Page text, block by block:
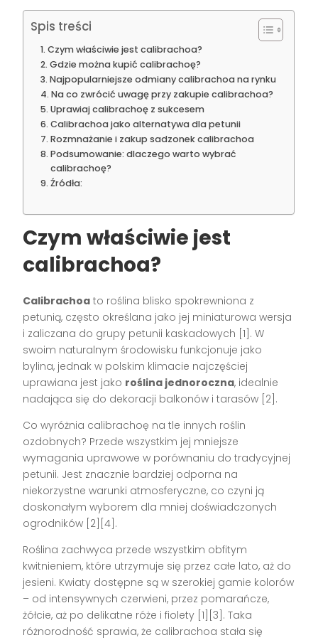
Spis treści
Czym właściwie jest calibrachoa?
Gdzie można kupić calibrachoę?
Najpopularniejsze odmiany calibrachoa na rynku
Na co zwrócić uwagę przy zakupie calibrachoa?
Uprawiaj calibrachoę z sukcesem
Calibrachoa jako alternatywa dla petunii
Rozmnażanie i zakup sadzonek calibrachoa
Podsumowanie: dlaczego warto wybrać
calibrachoę?
Źródła:
Czym właściwie jest
calibrachoa?
Calibrachoa to roślina blisko spokrewniona z
petunią, często określana jako jej miniaturowa wersja
i zaliczana do grupy petunii kaskadowych [1]. W
swoim naturalnym środowisku funkcjonuje jako
bylina, jednak w polskim klimacie najczęściej
uprawiana jest jako roślina jednoroczna, idealnie
nadająca się do dekoracji balkonów i tarasów [2].
Co wyróżnia calibrachoę na tle innych roślin
ozdobnych? Przede wszystkim jej mniejsze
wymagania uprawowe w porównaniu do tradycyjnej
petunii. Jest znacznie bardziej odporna na
niekorzystne warunki atmosferyczne, co czyni ją
doskonałym wyborem dla mniej doświadczonych
ogrodników [2][4].
Roślina zachwyca przede wszystkim obfitym
kwitnieniem, które utrzymuje się przez całe lato, aż do
jesieni. Kwiaty dostępne są w szerokiej gamie kolorów
– od intensywnych czerwieni, przez pomarańcze,
żółcie, aż po delikatne róże i fiolety [1][3]. Taka
różnorodność sprawia, że calibrachoa stała się